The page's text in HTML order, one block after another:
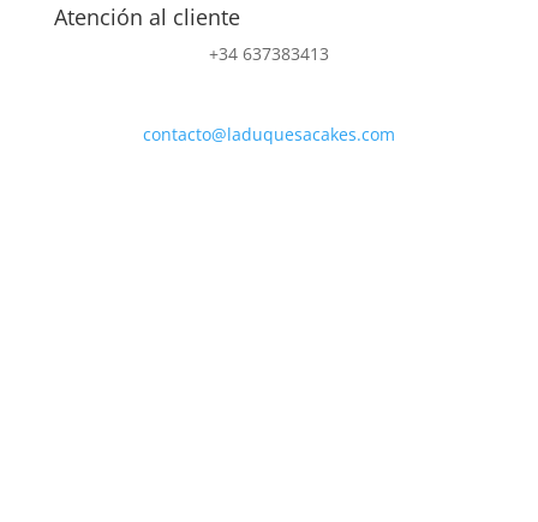
Atención al cliente
+34 637383413
contacto@laduquesacakes.com